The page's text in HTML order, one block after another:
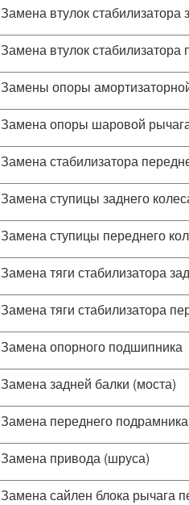
Замена втулок стабилизатора
Замена втулок стабилизатора
Замены опоры
Замена опоры шаровой
Замена стабилизатора
Замена ступицы заднего
Замена ступицы переднего
Замена тяги стабилизатора
Замена тяги стабилизатора
Замена опорного подшипника
Замена задней балки (моста)
Замена переднего подрамника
Замена привода (шруса)
Замена сайлен блока рычага